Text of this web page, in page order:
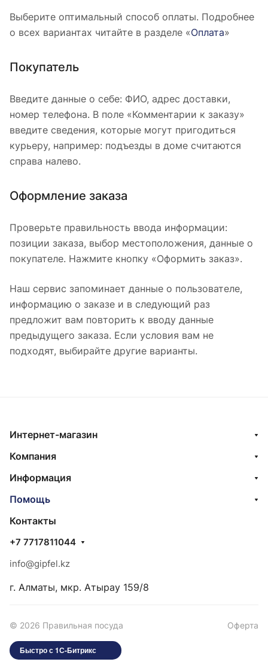
Выберите оптимальный способ оплаты. Подробнее
о всех вариантах читайте в разделе «Оплата»
Покупатель
Введите данные о себе: ФИО, адрес доставки,
номер телефона. В поле «Комментарии к заказу»
введите сведения, которые могут пригодиться
курьеру, например: подъезды в доме считаются
справа налево.
Оформление заказа
Проверьте правильность ввода информации:
позиции заказа, выбор местоположения, данные о
покупателе. Нажмите кнопку «Оформить заказ».
Наш сервис запоминает данные о пользователе,
информацию о заказе и в следующий раз
предложит вам повторить к вводу данные
предыдущего заказа. Если условия вам не
подходят, выбирайте другие варианты.
Интернет-магазин
Компания
Информация
Помощь
Контакты
+7 7717811044
info@gipfel.kz
г. Алматы, мкр. Атырау 159/8
© 2026 Правильная посуда Оферта
Быстро с 1С-Битрикс